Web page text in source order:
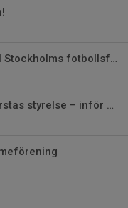
Vi har skickat in motioner till Stockholms fotbollsförbunds årsmöte
Möt kandidaterna till FoC Farstas styrelse – inför årsmötet 23 mars